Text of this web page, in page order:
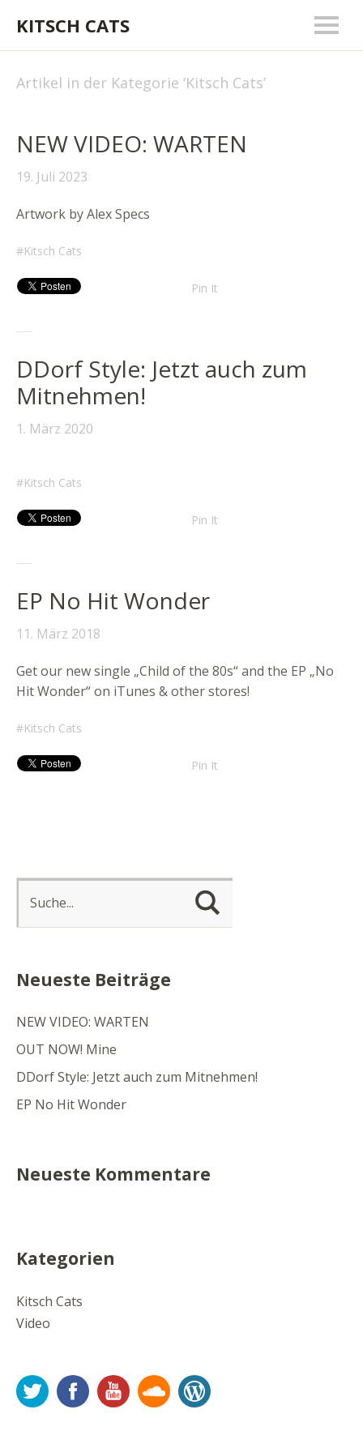
KITSCH CATS
Artikel in der Kategorie ‘Kitsch Cats’
NEW VIDEO: WARTEN
19. Juli 2023
Artwork by Alex Specs
Kitsch Cats
Pin It
DDorf Style: Jetzt auch zum
Mitnehmen!
1. März 2020
Kitsch Cats
Pin It
EP No Hit Wonder
11. März 2018
Get our new single „Child of the 80s“ and the EP „No
Hit Wonder“ on iTunes & other stores!
Kitsch Cats
Pin It
Neueste Beiträge
NEW VIDEO: WARTEN
OUT NOW! Mine
DDorf Style: Jetzt auch zum Mitnehmen!
EP No Hit Wonder
Neueste Kommentare
Kategorien
Kitsch Cats
Video
Twitter FacebookYouTubeSoundcloud